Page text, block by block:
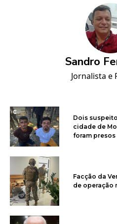
Sandro
Jornalista e
Dois
cidade de
foram presos
Facção da
de operação